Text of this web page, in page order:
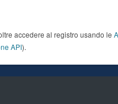
accedere al registro usando le
API).